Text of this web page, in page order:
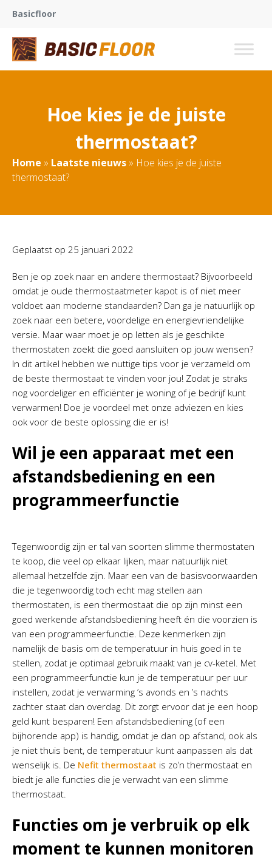
Basicfloor
Hoe kies je de juiste
thermostaat?
Home » Laatste nieuws » Hoe kies je de juiste
thermostaat?
Geplaatst op 25 januari 2022
Ben je op zoek naar en andere thermostaat? Bijvoorbeeld
omdat je oude thermostaatmeter kapot is of niet meer
voldoet aan moderne standaarden? Dan ga je natuurlijk op
zoek naar een betere, voordelige en energievriendelijke
versie. Maar waar moet je op letten als je geschikte
thermostaten zoekt die goed aansluiten op jouw wensen?
In dit artikel hebben we nuttige tips voor je verzameld om
de beste thermostaat te vinden voor jou! Zodat je straks
nog voordeliger en efficiënter je woning of je bedrijf kunt
verwarmen! Doe je voordeel met onze adviezen en kies
ook voor de beste oplossing die er is!
Wil je een apparaat met een
afstandsbediening en een
programmeerfunctie
Tegenwoordig zijn er tal van soorten slimme thermostaten
te koop, die veel op elkaar lijken, maar natuurlijk niet
allemaal hetzelfde zijn. Maar een van de basisvoorwaarden
die je tegenwoordig toch echt mag stellen aan
thermostaten, is een thermostaat die op zijn minst een
goed werkende afstandsbediening heeft én die voorzien is
van een programmeerfunctie. Deze kenmerken zijn
namelijk de basis om de temperatuur in huis goed in te
stellen, zodat je optimaal gebruik maakt van je cv-ketel. Met
een programmeerfunctie kun je de temperatuur per uur
instellen, zodat je verwarming ’s avonds en ’s nachts
zachter staat dan overdag. Dit zorgt ervoor dat je een hoop
geld kunt besparen! Een afstandsbediening (of een
bijhorende app) is handig, omdat je dan op afstand, ook als
je niet thuis bent, de temperatuur kunt aanpassen als dat
wenselijk is. De Nefit thermostaat is zo’n thermostaat en
biedt je alle functies die je verwacht van een slimme
thermostaat.
Functies om je verbruik op elk
moment te kunnen monitoren